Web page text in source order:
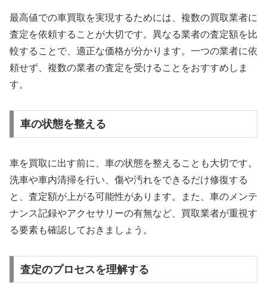
最高値での車買取を実現するためには、複数の買取業者に
査定を依頼することが大切です。異なる業者の査定額を比
較することで、適正な価格が分かります。一つの業者に依
頼せず、複数の業者の査定を受けることをおすすめしま
す。
車の状態を整える
車を買取に出す前に、車の状態を整えることも大切です。
洗車や車内清掃を行い、傷や汚れをできるだけ修復する
と、査定額が上がる可能性があります。また、車のメンテ
ナンス記録やアクセサリーの有無など、買取業者が重視す
る要素も確認しておきましょう。
査定のプロセスを理解する